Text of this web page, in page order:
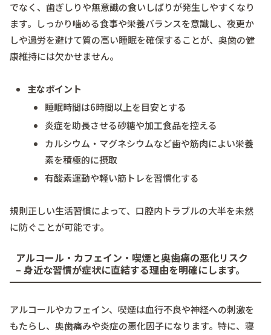
でなく、歯ぎしりや無意識の食いしばりが発生しやすくなり
ます。しっかり噛める食事や栄養バランスを意識し、夜更か
しや過労を避けて質の高い睡眠を確保することが、奥歯の健
康維持には欠かせません。
主なポイント
睡眠時間は6時間以上を目安とする
炎症を助長させる砂糖や加工食品を控える
カルシウム・マグネシウムなど歯や筋肉によい栄養
素を積極的に摂取
有酸素運動や軽い筋トレを習慣化する
規則正しい生活習慣によって、口腔内トラブルの大半を未然
に防ぐことが可能です。
アルコール・カフェイン・喫煙と奥歯痛の悪化リスク
– 身近な習慣が症状に直結する理由を明確にします。
アルコールやカフェイン、喫煙は血行不良や神経への刺激を
もたらし、奥歯痛みや炎症の悪化因子になります。特に、寝